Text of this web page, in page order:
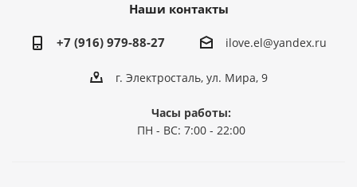
Наши контакты
+7 (916) 979-88-27 ilove.el@yandex.ru
г. Электросталь, ул. Мира, 9
Часы работы:
ПН - ВС: 7:00 - 22:00